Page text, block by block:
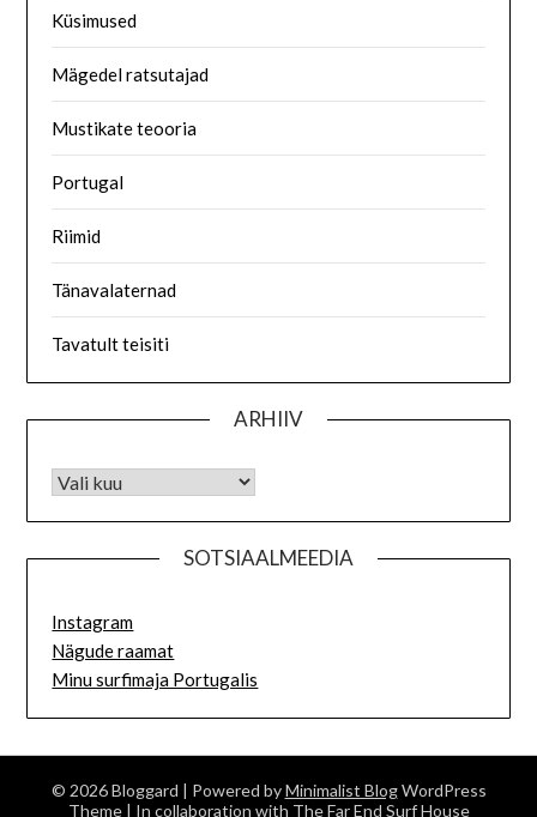
Küsimused
Mägedel ratsutajad
Mustikate teooria
Portugal
Riimid
Tänavalaternad
Tavatult teisiti
ARHIIV
SOTSIAALMEEDIA
Instagram
Nägude raamat
Minu surfimaja Portugalis
© 2026 Bloggard | Powered byMinimalist BlogWordPress
Theme | In collaboration with The Far End Surf House